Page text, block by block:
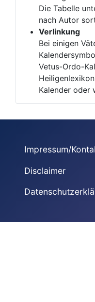
Die Tabelle
nach Autor
Verlinkung
Bei einigen
Vetus-Ordo-
Kalender oder
Impressum/
Disclaimer